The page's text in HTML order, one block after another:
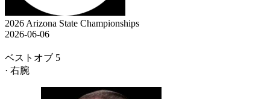
2026 Arizona State Championships
2026-06-06
ベストオブ 5
· 右腕